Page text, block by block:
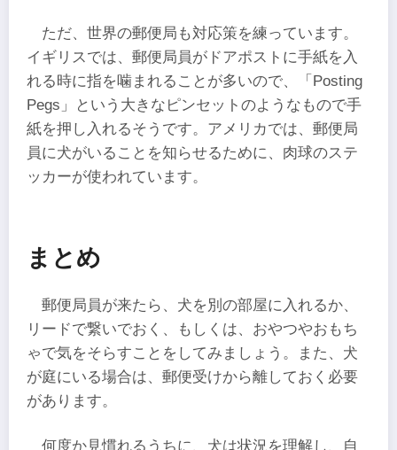
ただ、世界の郵便局も対応策を練っています。
イギリスでは、郵便局員がドアポストに手紙を入
れる時に指を噛まれることが多いので、「Posting
Pegs」という大きなピンセットのようなもので手
紙を押し入れるそうです。アメリカでは、郵便局
員に犬がいることを知らせるために、肉球のステ
ッカーが使われています。
まとめ
郵便局員が来たら、犬を別の部屋に入れるか、
リードで繋いでおく、もしくは、おやつやおもち
ゃで気をそらすことをしてみましょう。また、犬
が庭にいる場合は、郵便受けから離しておく必要
があります。
何度か見慣れるうちに、犬は状況を理解し、自